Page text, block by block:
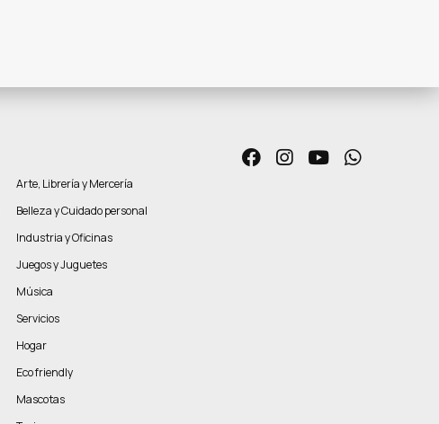
Arte, Librería y Mercería
Belleza y Cuidado personal
Industria y Oficinas
Juegos y Juguetes
Música
Servicios
Hogar
Eco friendly
Mascotas